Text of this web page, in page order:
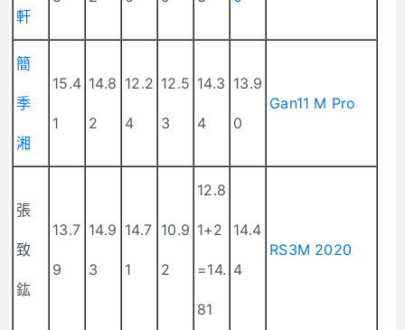
軒
簡
季
湘
15.4
1
14.8
2
12.2
4
12.5
3
14.3
4
13.9
0
Gan11 M Pro
張
致
鈜
13.7
9
14.9
3
14.7
1
10.9
2
12.8
1+2
=14.
81
14.4
4
RS3M 2020